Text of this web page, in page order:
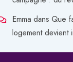
Emma dans Que
logement devient